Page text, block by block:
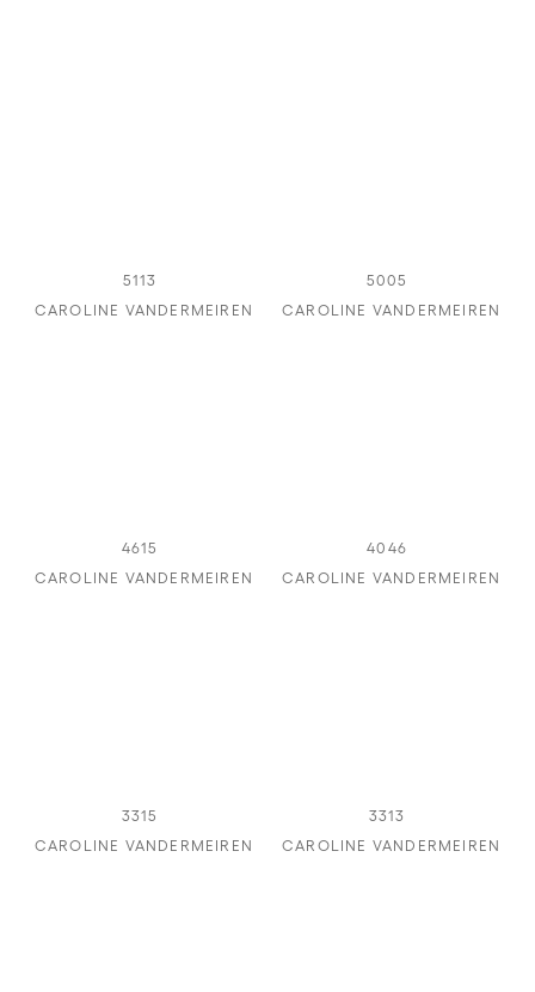
5113
CAROLINE VANDERMEIREN
5005
CAROLINE VANDERMEIREN
4615
CAROLINE VANDERMEIREN
4046
CAROLINE VANDERMEIREN
3315
CAROLINE VANDERMEIREN
3313
CAROLINE VANDERMEIREN